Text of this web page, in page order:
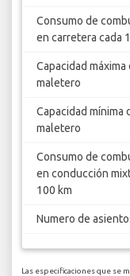
Consumo de
en carretera cada
Capacidad máxima
maletero
Capacidad mínima
maletero
Consumo de
en conducción
100 km
Numero de
Las especificaciones que se